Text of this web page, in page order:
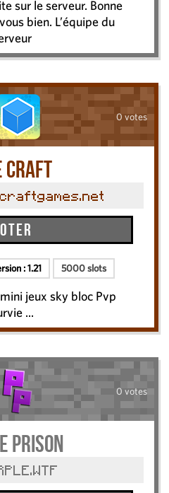
sur le serveur. Bonne
bien. L’équipe du
0 votes
craft
:1.21 5000 slots
jeux sky bloc Pvp
...
0 votes
PRISON